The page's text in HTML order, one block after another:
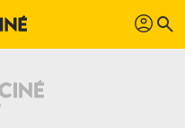
profil search